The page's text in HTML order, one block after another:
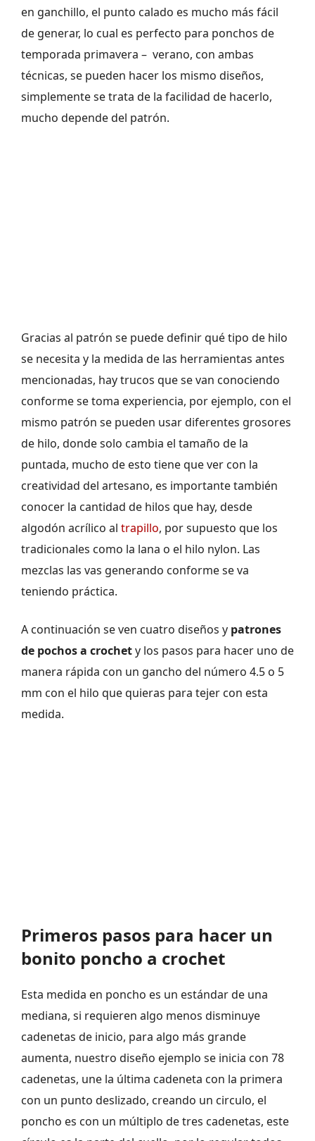
en ganchillo, el punto calado es mucho más fácil
de generar, lo cual es perfecto para ponchos de
temporada primavera – verano, con ambas
técnicas, se pueden hacer los mismo diseños,
simplemente se trata de la facilidad de hacerlo,
mucho depende del patrón.
Gracias al patrón se puede definir qué tipo de hilo
se necesita y la medida de las herramientas antes
mencionadas, hay trucos que se van conociendo
conforme se toma experiencia, por ejemplo, con el
mismo patrón se pueden usar diferentes grosores
de hilo, donde solo cambia el tamaño de la
puntada, mucho de esto tiene que ver con la
creatividad del artesano, es importante también
conocer la cantidad de hilos que hay, desde
algodón acrílico al trapillo, por supuesto que los
tradicionales como la lana o el hilo nylon. Las
mezclas las vas generando conforme se va
teniendo práctica.
A continuación se ven cuatro diseños y patrones
de pochos a crochety los pasos para hacer uno de
manera rápida con un gancho del número 4.5 o 5
mm con el hilo que quieras para tejer con esta
medida.
Primeros pasos para hacer un
bonito poncho a crochet
Esta medida en poncho es un estándar de una
mediana, si requieren algo menos disminuye
cadenetas de inicio, para algo más grande
aumenta, nuestro diseño ejemplo se inicia con 78
cadenetas, une la última cadeneta con la primera
con un punto deslizado, creando un circulo, el
poncho es con un múltiplo de tres cadenetas, este